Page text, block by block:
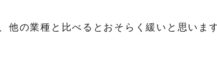
他の業種と比べるとおそらく緩いと思います